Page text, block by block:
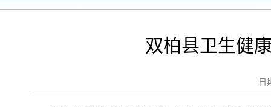
双柏县卫生健
日